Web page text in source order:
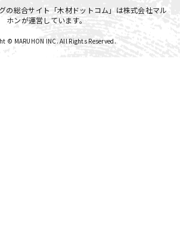
の総合サイト「木材ドットコム」は株式会社マル
ホンが運営しています。
© MARUHON INC. All Rights Reserved.